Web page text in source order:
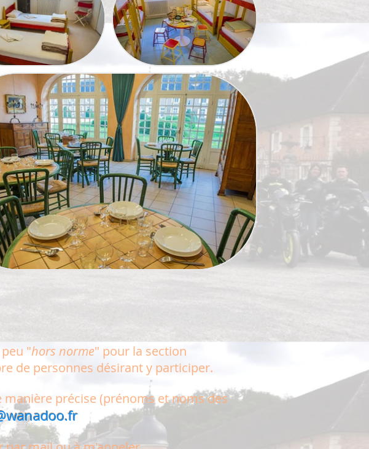
"hors norme" pour la section
de personnes désirant y participer.
précise (prénoms et noms des